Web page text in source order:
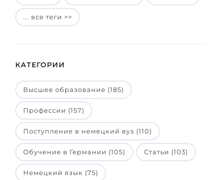
... все теги >>
КАТЕГОРИИ
Высшее образование (185)
Профессии (157)
Поступление в немецкий вуз (110)
Обучение в Германии (105) Статьи (103)
Немецкий язык (75)